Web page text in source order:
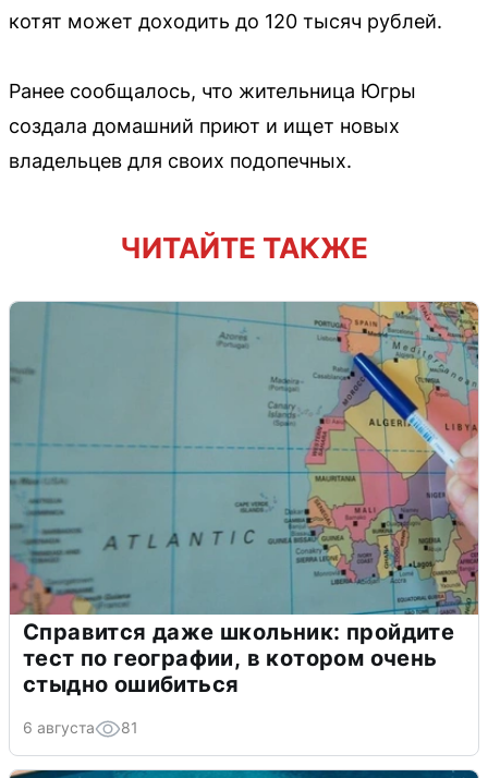
котят может доходить до 120 тысяч рублей.
Ранее сообщалось, что жительница Югры
создала домашний приют и ищет новых
владельцев для своих подопечных.
ЧИТАЙТЕ ТАКЖЕ
Справится даже школьник: пройдите
тест по географии, в котором очень
стыдно ошибиться
6 августа 81